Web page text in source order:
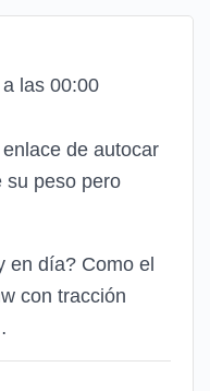
las 00:00
de autocar
su peso pero
en día? Como el
con tracción